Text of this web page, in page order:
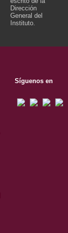
Dirección
General del
Instituto.
Síguenos en